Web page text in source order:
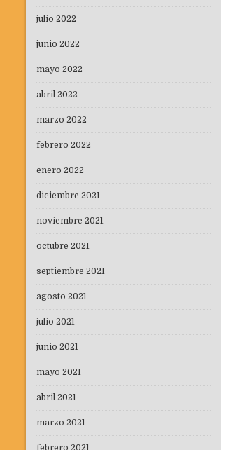
julio 2022
junio 2022
mayo 2022
abril 2022
marzo 2022
febrero 2022
enero 2022
diciembre 2021
noviembre 2021
octubre 2021
septiembre 2021
agosto 2021
julio 2021
junio 2021
mayo 2021
abril 2021
marzo 2021